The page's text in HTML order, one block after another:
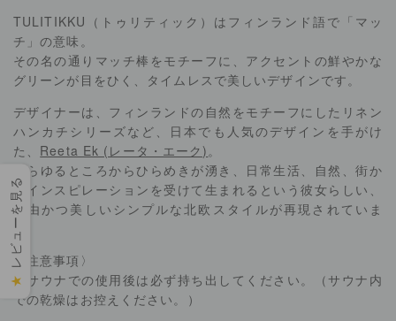
TULITIKKU（トゥリティック）はフィンランド語で「マッ
チ」の意味。
その名の通りマッチ棒をモチーフに、アクセントの鮮やかな
グリーンが目をひく、タイムレスで美しいデザインです。
デザイナーは、フィンランドの自然をモチーフにしたリネン
ハンカチシリーズなど、日本でも人気のデザインを手がけ
た、 Reeta Ek (レータ・エーク) 。
あらゆるところからひらめきが湧き、日常生活、自然、街か
らインスピレーションを受けて生まれるという彼女らしい、
自由かつ美しいシンプルな北欧スタイルが再現されていま
す。
〈注意事項〉
・サウナでの使用後は必ず持ち出してください。（サウナ内
での乾燥はお控えください。）
★
レビューを見る